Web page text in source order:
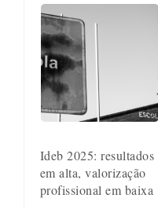
Ideb 2025: resultados
em alta, valorização
profissional em baixa